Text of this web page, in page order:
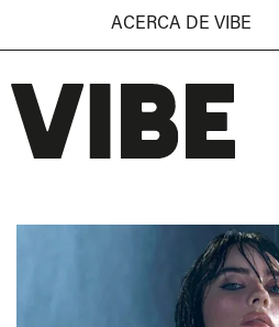
ACERCA DE VIBE